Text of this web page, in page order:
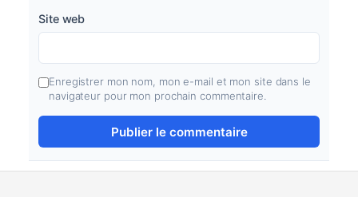
Site web
Enregistrer mon nom, mon e-mail et mon site dans le
navigateur pour mon prochain commentaire.